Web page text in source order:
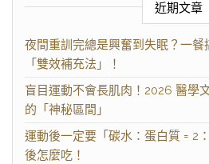
近期文章
夜間重訓完總是興奮到失眠？一餐
「雙效補充法」！
盲目運動不會長肌肉！2026 醫學
的「神秘區間」
運動後一定要「碳水：蛋白質 = 2
後怎麼吃！